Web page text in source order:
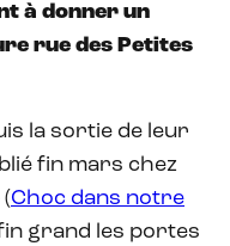
à donner un
rue des Petites
la sortie de leur
fin mars chez
Choc dans notre
grand les portes